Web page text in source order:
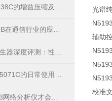
光谱
辅助
校准